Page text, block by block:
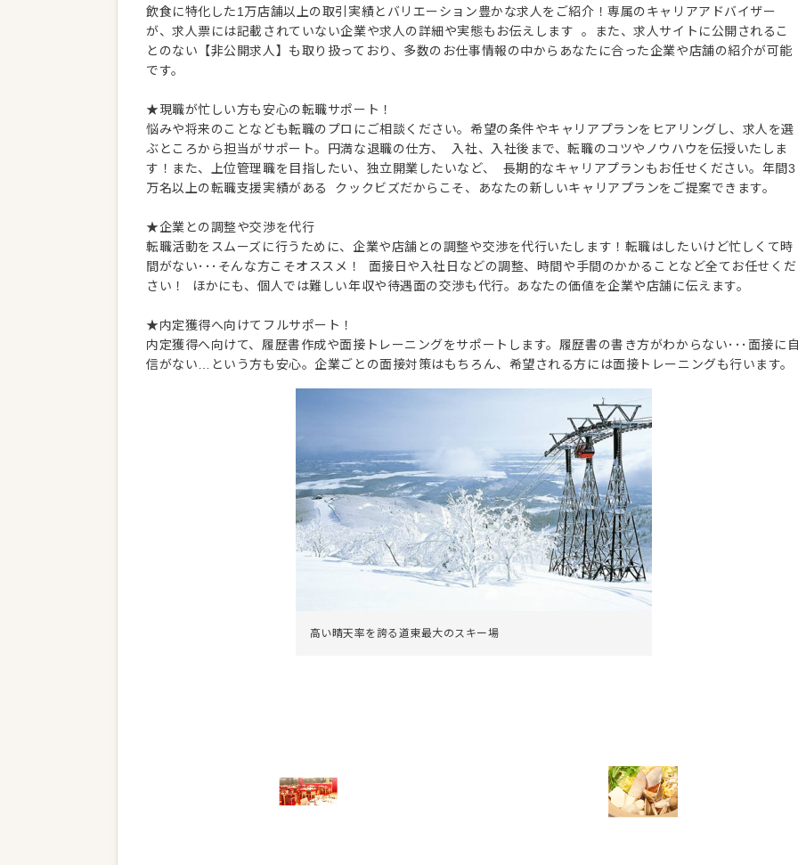
飲食に特化した1万店舗以上の取引実績とバリエーション豊かな求人をご紹介！専属のキャリアアドバイザー
が、求人票には記載されていない企業や求人の詳細や実態もお伝えします 。また、求人サイトに公開されるこ
とのない【非公開求人】も取り扱っており、多数のお仕事情報の中からあなたに合った企業や店舗の紹介が可能
です。
★現職が忙しい方も安心の転職サポート！
悩みや将来のことなども転職のプロにご相談ください。希望の条件やキャリアプランをヒアリングし、求人を選
ぶところから担当がサポート。円満な退職の仕方、 入社、入社後まで、転職のコツやノウハウを伝授いたしま
す！また、上位管理職を目指したい、独立開業したいなど、 長期的なキャリアプランもお任せください。年間3
万名以上の転職支援実績がある クックビズだからこそ、あなたの新しいキャリアプランをご提案できます。
★企業との調整や交渉を代行
転職活動をスムーズに行うために、企業や店舗との調整や交渉を代行いたします！転職はしたいけど忙しくて時
間がない･･･そんな方こそオススメ！ 面接日や入社日などの調整、時間や手間のかかることなど全てお任せくだ
さい！ ほかにも、個人では難しい年収や待遇面の交渉も代行。あなたの価値を企業や店舗に伝えます。
★内定獲得へ向けてフルサポート！
内定獲得へ向けて、履歴書作成や面接トレーニングをサポートします。履歴書の書き方がわからない･･･面接に
信がない…という方も安心。企業ごとの面接対策はもちろん、希望される方には面接トレーニングも行います。
高い晴天率を誇る道東最大のスキー場